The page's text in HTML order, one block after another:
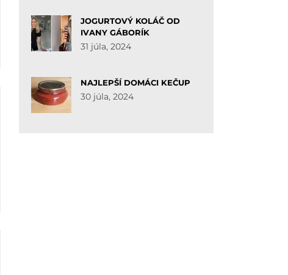
JOGURTOVÝ KOLÁČ OD
IVANY GÁBORÍK
31 júla, 2024
NAJLEPŠÍ DOMÁCI KEČUP
30 júla, 2024